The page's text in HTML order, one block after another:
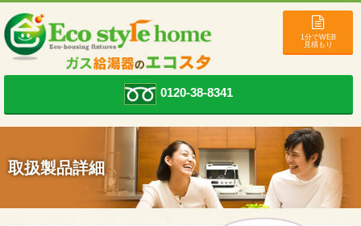
1分でWEB
見積もり
0120-38-8341
取扱製品詳細